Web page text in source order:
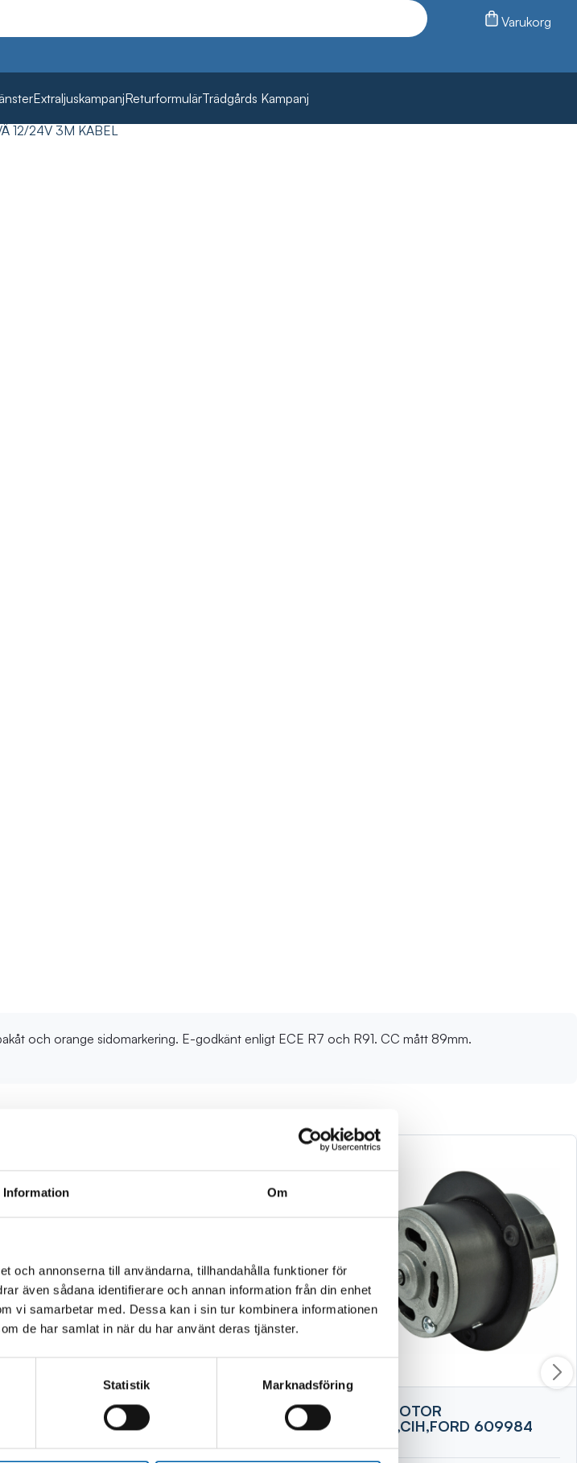
Information Om
och annonserna till användarna, tillhandahålla funktioner för
även sådana identifierare och annan information från din enhet
vi samarbetar med. Dessa kan i sin tur kombinera informationen
de har samlat in när du har använt deras tjänster.
Statistik Marknadsföring
Varukorg
ExtraljuskampanjReturformulärTrädgårds Kampanj
12/24V 3M KABEL
och orange sidomarkering. E-godkänt enligt ECE R7 och R91. CC mått 89mm.
RELÄ 4-POL 24V 30A MED
SÄKRING
FLÄKTMOTOR
VALMET,CIH,FORD 609984